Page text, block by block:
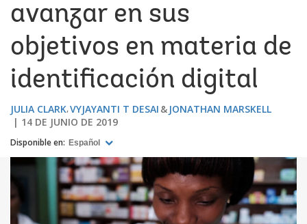
avanzar en sus
objetivos en materia de
identificación digital
JULIA CLARK VYJAYANTI T DESAI
JONATHAN MARSKELL
14 DE JUNIO DE 2019
Disponible en: Español